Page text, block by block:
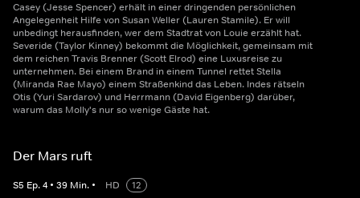
Casey (Jesse Spencer) erhält in einer dringenden persönlichen
Angelegenheit Hilfe von Susan Weller (Lauren Stamile). Er will
unbedingt herausfinden, wer dem Stadtrat von Louie erzählt hat.
Severide (Taylor Kinney) bekommt die Möglichkeit, gemeinsam mit
dem reichen Travis Brenner (Scott Elrod) eine Luxusreise zu
unternehmen. Bei einem Brand in einem Tunnel rettet Stella
(Miranda Rae Mayo) einem Straßenkind das Leben. Indes rätseln
Otis (Yuri Sardarov) und Herrmann (David Eigenberg) darüber,
warum das Molly's nur so wenige Gäste hat.
Der Mars ruft
S5 Ep.4 • 39 Min. • HD
12